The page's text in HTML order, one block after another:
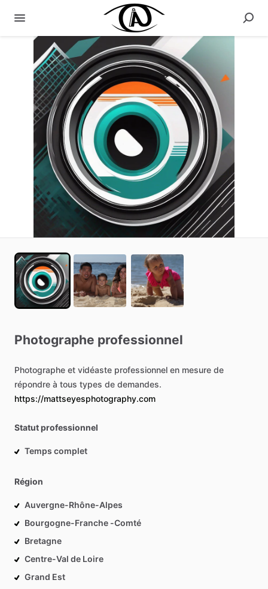
Photographe professionnel
Photographe et vidéaste professionnel en mesure de
répondre à tous types de demandes.
https://mattseyesphotography.com
Statut professionnel
Temps complet
Région
Auvergne-Rhône-Alpes
Bourgogne-Franche -Comté
Bretagne
Centre-Val de Loire
Grand Est